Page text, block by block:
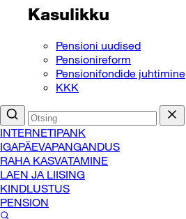
Kasulikku
Pensioni uudised
Pensionireform
Pensionifondide juhtimine
KKK
INTERNETIPANK
IGAPÄEVAPANGANDUS
RAHA KASVATAMINE
LAEN JA LIISING
KINDLUSTUS
PENSION